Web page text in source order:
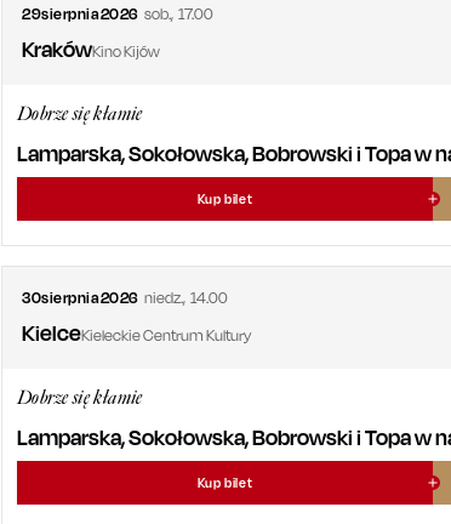
29sierpnia2026 sob., 17.00
KrakówKino Kijów
Dobrze się kłamie
Lamparska, Sokołowska, Bobrowski i Topa w
Kup bilet
30sierpnia2026 niedz., 14.00
KielceKieleckie Centrum Kultury
Dobrze się kłamie
Lamparska, Sokołowska, Bobrowski i Topa w
Kup bilet